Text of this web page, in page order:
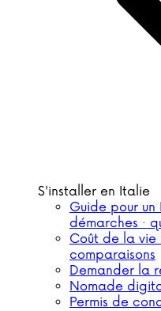
S'installer en Italie
Guide pour un
démarches ·
Coût de la vie
comparaisons
Demander la
Nomade
Permis de